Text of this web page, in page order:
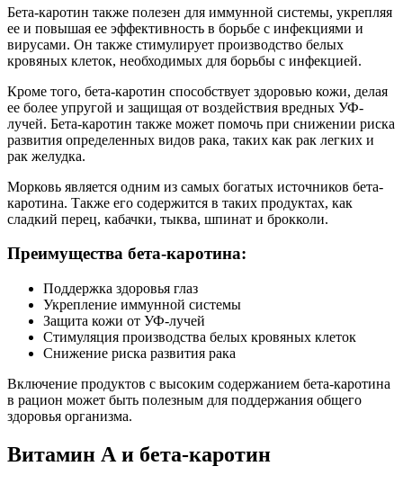
Бета-каротин также полезен для иммунной системы, укрепляя
ее и повышая ее эффективность в борьбе с инфекциями и
вирусами. Он также стимулирует производство белых
кровяных клеток, необходимых для борьбы с инфекцией.
Кроме того, бета-каротин способствует здоровью кожи, делая
ее более упругой и защищая от воздействия вредных УФ-
лучей. Бета-каротин также может помочь при снижении риска
развития определенных видов рака, таких как рак легких и
рак желудка.
Морковь является одним из самых богатых источников бета-
каротина. Также его содержится в таких продуктах, как
сладкий перец, кабачки, тыква, шпинат и брокколи.
Преимущества бета-каротина:
Поддержка здоровья глаз
Укрепление иммунной системы
Защита кожи от УФ-лучей
Стимуляция производства белых кровяных клеток
Снижение риска развития рака
Включение продуктов с высоким содержанием бета-каротина
в рацион может быть полезным для поддержания общего
здоровья организма.
Витамин А и бета-каротин